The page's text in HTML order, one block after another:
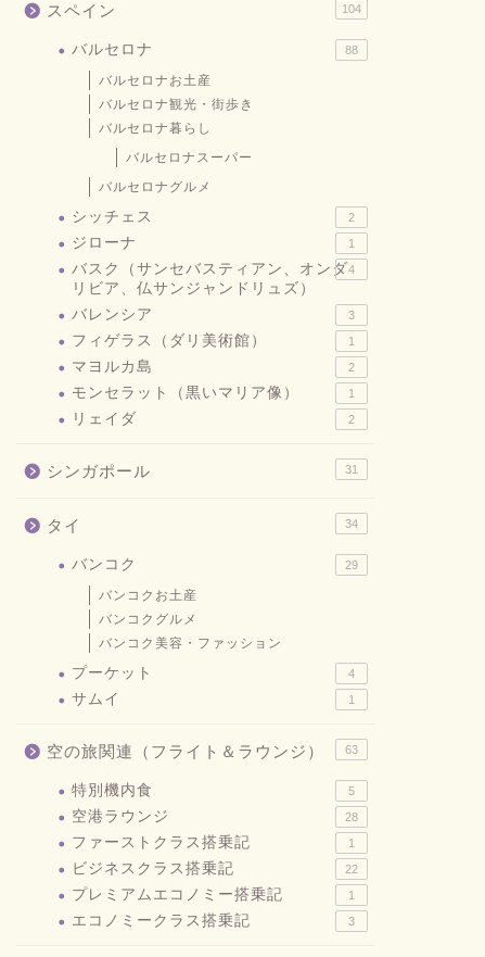
スペイン 104
バルセロナ 88
バルセロナお土産
バルセロナ観光・街歩き
バルセロナ暮らし
バルセロナスーパー
バルセロナグルメ
シッチェス 2
ジローナ 1
バスク（サンセバスティアン、オンダ
リビア、仏サンジャンドリュズ）
4
バレンシア 3
フィゲラス（ダリ美術館） 1
マヨルカ島 2
モンセラット（黒いマリア像） 1
リェイダ 2
シンガポール 31
タイ 34
バンコク 29
バンコクお土産
バンコクグルメ
バンコク美容・ファッション
プーケット 4
サムイ 1
空の旅関連（フライト＆ラウンジ） 63
特別機内食 5
空港ラウンジ 28
ファーストクラス搭乗記 1
ビジネスクラス搭乗記 22
プレミアムエコノミー搭乗記 1
エコノミークラス搭乗記 3